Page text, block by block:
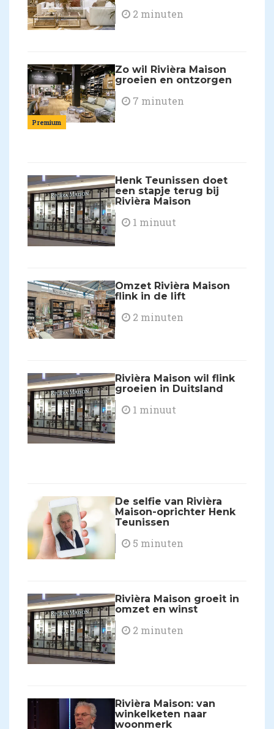
2 minuten
Premium
Zo wil Rivièra Maison
groeien en ontzorgen
7 minuten
Henk Teunissen doet
een stapje terug bij
Rivièra Maison
1 minuut
Omzet Rivièra Maison
flink in de lift
2 minuten
Rivièra Maison wil flink
groeien in Duitsland
1 minuut
De selfie van Rivièra
Maison-oprichter Henk
Teunissen
5 minuten
Rivièra Maison groeit in
omzet en winst
2 minuten
Rivièra Maison: van
winkelketen naar
woonmerk